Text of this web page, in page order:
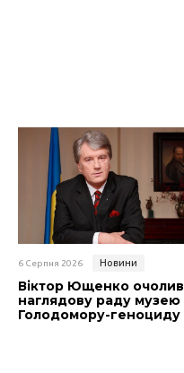
6 Серпня 2026 Новини
Віктор Ющенко очолив
наглядову раду музею
Голодомору-геноциду